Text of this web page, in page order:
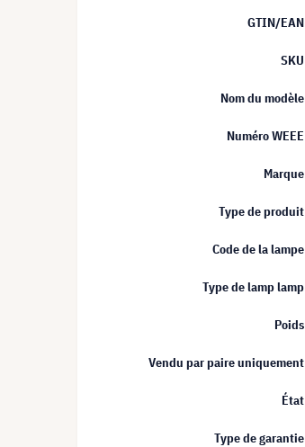
GTIN/EAN
SKU
Nom du modèle
Numéro WEEE
Marque
Type de produit
Code de la lampe
Type de lamp lamp
Poids
Vendu par paire uniquement
État
Type de garantie